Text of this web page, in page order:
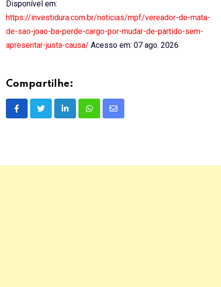
Disponível em:
https://investidura.com.br/noticias/mpf/vereador-de-mata-
de-sao-joao-ba-perde-cargo-por-mudar-de-partido-sem-
apresentar-justa-causa/ Acesso em: 07 ago. 2026
Compartilhe:
LinkedInWhatsappShare